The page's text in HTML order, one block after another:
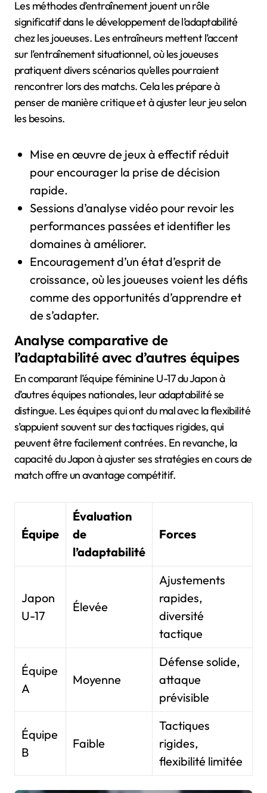
Les méthodes d’entraînement jouent un rôle
significatif dans le développement de l’adaptabilité
chez les joueuses. Les entraîneurs mettent l’accent
sur l’entraînement situationnel, où les joueuses
pratiquent divers scénarios qu’elles pourraient
rencontrer lors des matchs. Cela les prépare à
penser de manière critique et à ajuster leur jeu selon
les besoins.
Mise en œuvre de jeux à effectif réduit
pour encourager la prise de décision
rapide.
Sessions d’analyse vidéo pour revoir les
performances passées et identifier les
domaines à améliorer.
Encouragement d’un état d’esprit de
croissance, où les joueuses voient les défis
comme des opportunités d’apprendre et
de s’adapter.
Analyse comparative de
l’adaptabilité avec d’autres équipes
En comparant l’équipe féminine U-17 du Japon à
d’autres équipes nationales, leur adaptabilité se
distingue. Les équipes qui ont du mal avec la flexibilité
s’appuient souvent sur des tactiques rigides, qui
peuvent être facilement contrées. En revanche, la
capacité du Japon à ajuster ses stratégies en cours de
match offre un avantage compétitif.
Équipe
Évaluation
de
l’adaptabilité
Forces
Japon
U-17
Élevée
Ajustements
rapides,
diversité
tactique
Équipe
A
Moyenne
Défense solide,
attaque
prévisible
Équipe
B
Faible
Tactiques
rigides,
flexibilité limitée